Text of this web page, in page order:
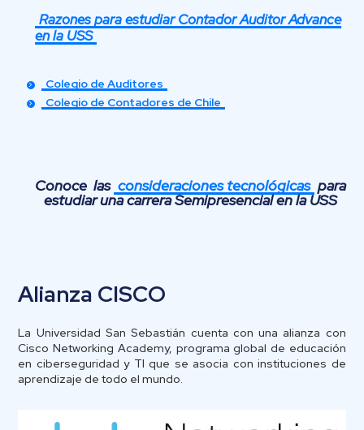
Razones para estudiar Contador Auditor Advance
en la USS
Colegio de Auditores
Colegio de Contadores de Chile
Conoce las consideraciones tecnológicas para
estudiar una carrera Semipresencial en la USS
Alianza CISCO
La Universidad San Sebastián cuenta con una alianza con
Cisco Networking Academy, programa global de educación
en ciberseguridad y TI que se asocia con instituciones de
aprendizaje de todo el mundo.